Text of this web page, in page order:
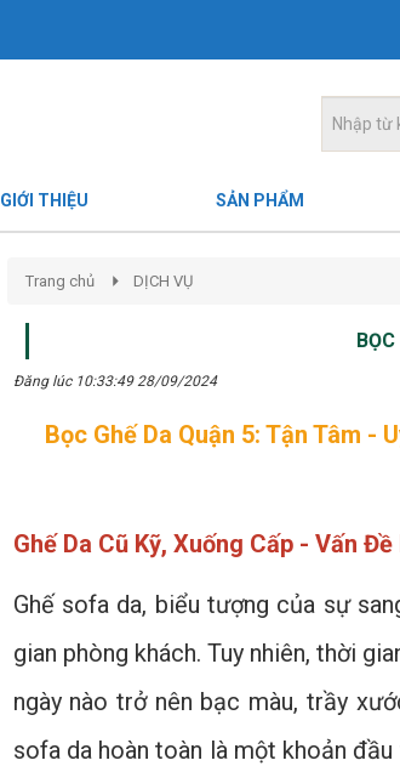
GIỚI THIỆU SẢN PHẨM
Trang chủ DỊCH VỤ
Đăng lúc 10:33:49 28/09/2024
Bọc Ghế Da Quận 5: Tận Tâm -
Ghế Da Cũ Kỹ, Xuống Cấp - Vấn
Ghế sofa da, biểu tượng của sự
gian phòng khách. Tuy nhiên, thời
ngày nào trở nên bạc màu, trầy
sofa da hoàn toàn là một khoản